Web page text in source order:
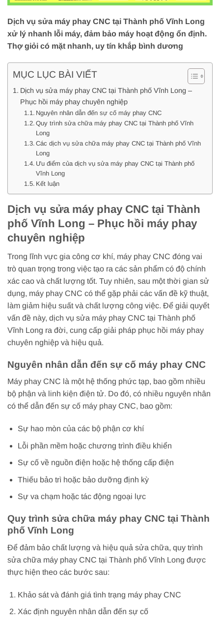
Dịch vụ sửa máy phay CNC tại Thành phố Vĩnh Long
xử lý nhanh lỗi máy, đảm bảo máy hoạt động ổn định.
Thợ giỏi có mặt nhanh, uy tín khắp bình dương
MỤC LỤC BÀI VIẾT
Dịch vụ sửa máy phay CNC tại Thành phố Vĩnh Long –
Phục hồi máy phay chuyên nghiệp
Nguyên nhân dẫn đến sự cố máy phay CNC
Quy trình sửa chữa máy phay CNC tại Thành phố Vĩnh
Long
Các dịch vụ sửa chữa máy phay CNC tại Thành phố Vĩnh
Long
Ưu điểm của dịch vụ sửa máy phay CNC tại Thành phố
Vĩnh Long
Kết luận
Dịch vụ sửa máy phay CNC tại Thành
phố Vĩnh Long – Phục hồi máy phay
chuyên nghiệp
Trong lĩnh vực gia công cơ khí, máy phay CNC đóng vai
trò quan trọng trong việc tạo ra các sản phẩm có độ chính
xác cao và chất lượng tốt. Tuy nhiên, sau một thời gian sử
dụng, máy phay CNC có thể gặp phải các vấn đề kỹ thuật,
làm giảm hiệu suất và chất lượng công việc. Để giải quyết
vấn đề này, dịch vụ sửa máy phay CNC tại Thành phố
Vĩnh Long ra đời, cung cấp giải pháp phục hồi máy phay
chuyên nghiệp và hiệu quả.
Nguyên nhân dẫn đến sự cố máy phay CNC
Máy phay CNC là một hệ thống phức tạp, bao gồm nhiều
bộ phận và linh kiện điện tử. Do đó, có nhiều nguyên nhân
có thể dẫn đến sự cố máy phay CNC, bao gồm:
Sự hao mòn của các bộ phận cơ khí
Lỗi phần mềm hoặc chương trình điều khiển
Sự cố về nguồn điện hoặc hệ thống cấp điện
Thiếu bảo trì hoặc bảo dưỡng định kỳ
Sự va chạm hoặc tác động ngoại lực
Quy trình sửa chữa máy phay CNC tại Thành
phố Vĩnh Long
Để đảm bảo chất lượng và hiệu quả sửa chữa, quy trình
sửa chữa máy phay CNC tại Thành phố Vĩnh Long được
thực hiện theo các bước sau:
Khảo sát và đánh giá tình trạng máy phay CNC
Xác định nguyên nhân dẫn đến sự cố